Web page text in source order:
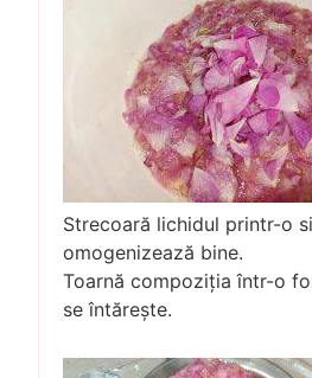
Strecoară lichidul printr-o
omogenizează bine.
Toarnă compoziția într-o
se întărește.